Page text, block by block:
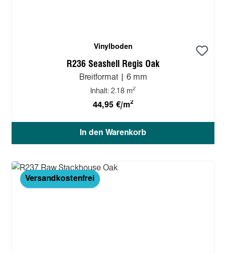
Vinylboden
R236 Seashell Regis Oak
Breitformat | 6 mm
Inhalt: 2.18 m2
44,95 €/m2
In den Warenkorb
Versandkostenfrei